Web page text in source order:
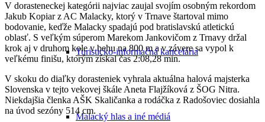
Turisticko-informačná kancelária
Malacký hlas a iné médiá
V dorasteneckej kategórii najviac zaujal svojím osobným rekordom
Jakub Kopiar z AC Malacky, ktorý v Trnave štartoval mimo
bodovanie, keďže Malacky spadajú pod bratislavskú atletickú
oblasť. S veľkým súperom Marekom Jankovičom z Trnavy držal
krok aj v druhom kole v behu na 800 m a v závere sa vypol k
veľkému finišu, ktorým získal čas 2:08,28 min.
V skoku do diaľky dorasteniek vyhrala aktuálna halová majsterka
Slovenska v tejto vekovej škále Aneta Flajžíková z ŠOG Nitra.
Niekdajšia členka AŠK Skaličanka a rodáčka z Radošoviec dosiahla
na úvod sezóny 514 cm.